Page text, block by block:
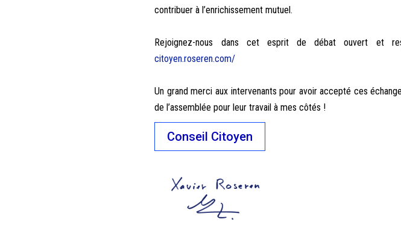
contribuer à l’enrichissement mutuel.
Rejoignez-nous dans cet esprit de débat ouvert et
citoyen.roseren.com/
Un grand merci aux intervenants pour avoir accepté ces
de l’assemblée pour leur travail à mes côtés !
Conseil Citoyen